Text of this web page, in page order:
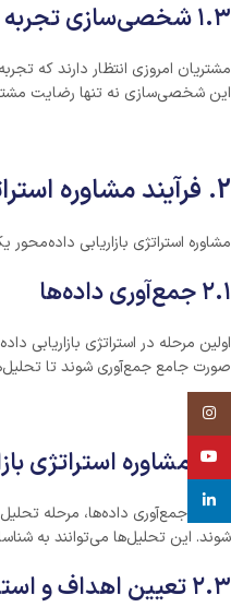
۱.۳ شخصی‌سازی تجربه مشتری
مشتریان امروزی انتظار دارند که
این شخصی‌سازی نه تنها رضایت
2. فرآیند مشاوره استراتژی بازاریابی داده‌محور
مشاوره استراتژی بازاریابی
۲.۱ جمع‌آوری داده‌ها
صورت جامع جمع‌آوری شوند تا
۲.۲ مشاوره استراتژی بازاریابی همراه تحلیل داده‌ها
پس از جمع‌آوری داده‌ها، مرحله
شوند. این تحلیل‌ها می‌توانند به
۲.۳ تعیین اهداف و استراتژی‌ها
YouTube